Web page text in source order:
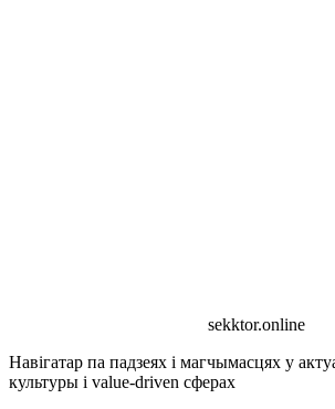
sekktor.online
Навігатар па падзеях і магчымасцях у
культуры і value-driven сферах